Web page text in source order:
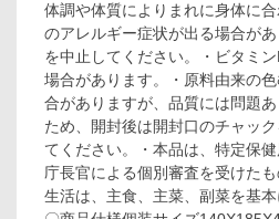
体調や体質によりまれに身体に
のアレルギー症状が出る場合が
を中止してください。・ビタミ
場合があります。・原料由来の
合がありますが、品質には問題
ため、開封後は開封口のチャッ
てください。・本品は、特定保
庁長官による個別審査を受けた
生活は、主食、主菜、副菜を基本